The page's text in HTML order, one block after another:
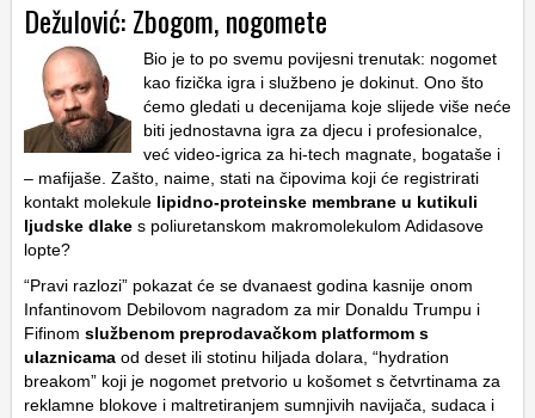
Dežulović: Zbogom, nogomete
Bio je to po svemu povijesni trenutak: nogomet
kao fizička igra i službeno je dokinut. Ono što
ćemo gledati u decenijama koje slijede više neće
biti jednostavna igra za djecu i profesionalce,
već video-igrica za hi-tech magnate, bogataše i
– mafijaše. Zašto, naime, stati na čipovima koji će registrirati
kontakt molekule lipidno-proteinske membrane u kutikuli
ljudske dlake s poliuretanskom makromolekulom Adidasove
lopte?
“Pravi razlozi” pokazat će se dvanaest godina kasnije onom
Infantinovom Debilovom nagradom za mir Donaldu Trumpu i
Fifinom službenom preprodavačkom platformom s
ulaznicama od deset ili stotinu hiljada dolara, “hydration
breakom” koji je nogomet pretvorio u košomet s četvrtinama za
reklamne blokove i maltretiranjem sumnjivih navijača, sudaca i